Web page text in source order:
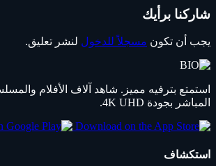
شاركنا برأيك
يجب أن تكون مسجلاً للدخول لنشر تعليق.
استمتع بترفيه مميز. شاهد آلاف الأفلام
المباشر بجودة 4K UHD.
استكشاف